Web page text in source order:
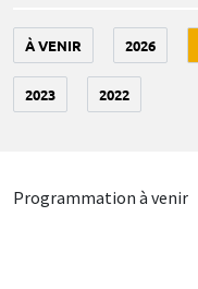
À VENIR 2026
2023 2022
Programmation à venir